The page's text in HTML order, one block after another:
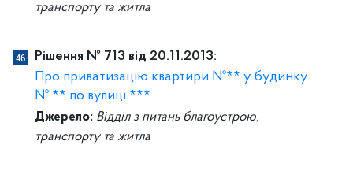
транспорту та житла
Рішення № 713 від 20.11.2013:
Про приватизацію квартири №** у будинку
№ ** по вулиці ***.
Джерело: Відділ з питань благоустрою,
транспорту та житла